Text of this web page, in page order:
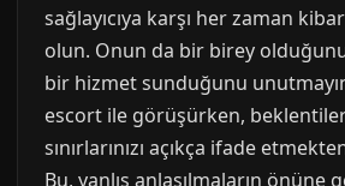
sağlayıcıya karşı her zaman kibar
olun. Onun da bir birey
bir hizmet sunduğunu
escort ile görüşürken,
sınırlarınızı açıkça ifade
Bu, yanlış anlaşılmaların önüne